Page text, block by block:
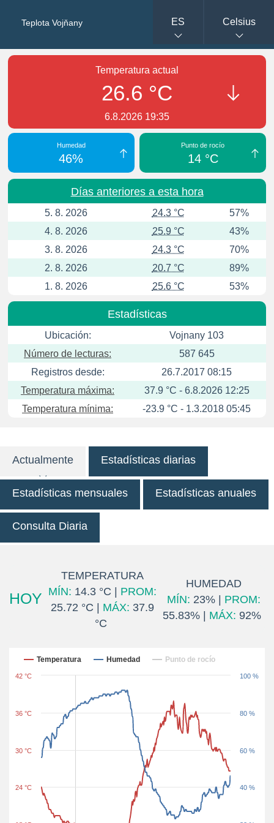
Teplota Vojňany ES Celsius
Temperatura actual
26.6 °C
6.8.2026 19:35
Humedad
46%
Punto de rocío
14 °C
Días anteriores a esta hora
5. 8. 2026 24.3 °C
57%
4. 8. 2026
25.9 °C
43%
3. 8. 2026
24.3 °C
70%
2. 8. 2026
20.7 °C
89%
1. 8. 2026
25.6 °C 53%
Estadísticas
Ubicación:
Vojnany 103
Número de lecturas:
587 645
Registros desde:
26.7.2017 08:15
Temperatura máxima:
37.9 °C - 6.8.2026 12:25
Temperatura mínima:
-23.9 °C - 1.3.2018 05:45
Actualmente Estadísticas diarias
Estadísticas mensuales Estadísticas anuales
Consulta Diaria
HOY
TEMPERATURA
MÍN: 14.3 °C | PROM:
25.72 °C | MÁX: 37.9
°C
HUMEDAD
MÍN: 23% | PROM:
55.83% | MÁX: 92%
Últimas 24 horas
Temperatura Humedad Punto de rocío
24 °C
30 °C
36 °C
42 °C
40 %
60 %
80 %
100 %